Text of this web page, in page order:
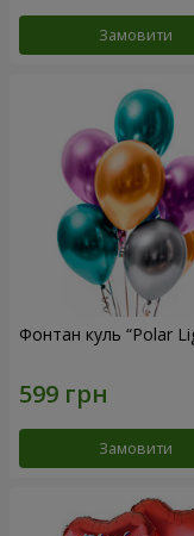
Замовити
Фонтан куль “Polar
Замовити